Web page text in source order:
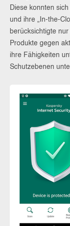
Diese konnten
und ihre „In-the-
berücksichtigte
Produkte gegen
ihre Fähigkeiten
Schutzebenen